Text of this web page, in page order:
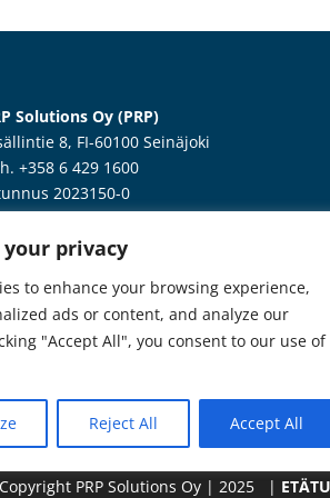
privacy
to enhance your browsing experience,
ads or content, and analyze our
"Accept All", you consent to our use of
Reject All Accept All
Solutions Oy (PRP)
8, FI-60100 Seinäjoki
+358 6 429 1600
2023150-0
Group Oy
PRP Solutions Oy | 2025 |